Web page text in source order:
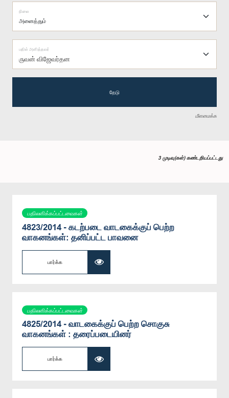
நிலை
ருவன் விஜேவர்தன
பதில் அளித்தவர்
தேடு
மீளமைக்க
3 முடிவு(கள்) கண்டறியப்பட்டது
பதிலளிக்கப்பட்டவைகள்
4823/2014 - ‍கடற்படை வாடகைக்குப் பெற்ற
வாகனங்கள்: தனிப்பட்ட பாவனை
பார்க்க
பதிலளிக்கப்பட்டவைகள்
4825/2014 - வாடகைக்குப் பெற்ற சொகுசு
வாகனங்கள் : தரைப்படையினர்
பார்க்க